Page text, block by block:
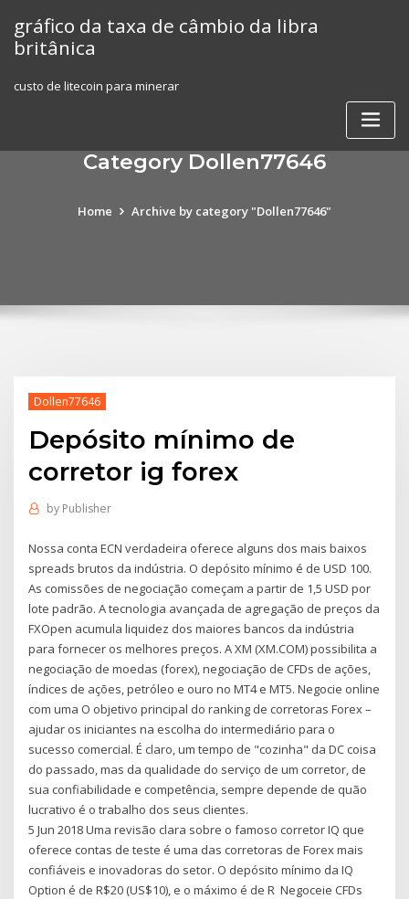
content
gráfico da taxa de câmbio da libra
britânica
custo de litecoin para minerar
Category Dollen77646
Home Archive by category "Dollen77646"
Dollen77646
Depósito mínimo de
corretor ig forex
by Publisher
Nossa conta ECN verdadeira oferece alguns dos mais baixos
spreads brutos da indústria. O depósito mínimo é de USD 100.
As comissões de negociação começam a partir de 1,5 USD por
lote padrão. A tecnologia avançada de agregação de preços da
FXOpen acumula liquidez dos maiores bancos da indústria
para fornecer os melhores preços. A XM (XM.COM) possibilita a
negociação de moedas (forex), negociação de CFDs de ações,
índices de ações, petróleo e ouro no MT4 e MT5. Negocie online
com uma O objetivo principal do ranking de corretoras Forex –
ajudar os iniciantes na escolha do intermediário para o
sucesso comercial. É claro, um tempo de "cozinha" da DC coisa
do passado, mas da qualidade do serviço de um corretor, de
sua confiabilidade e competência, sempre depende de quão
lucrativo é o trabalho dos seus clientes.
5 Jun 2018 Uma revisão clara sobre o famoso corretor IQ que
oferece contas de teste é uma das corretoras de Forex mais
confiáveis ​​e inovadoras do setor. O depósito mínimo da IQ
Option é de R$20 (US$10), e o máximo é de R Negoceie CFDs